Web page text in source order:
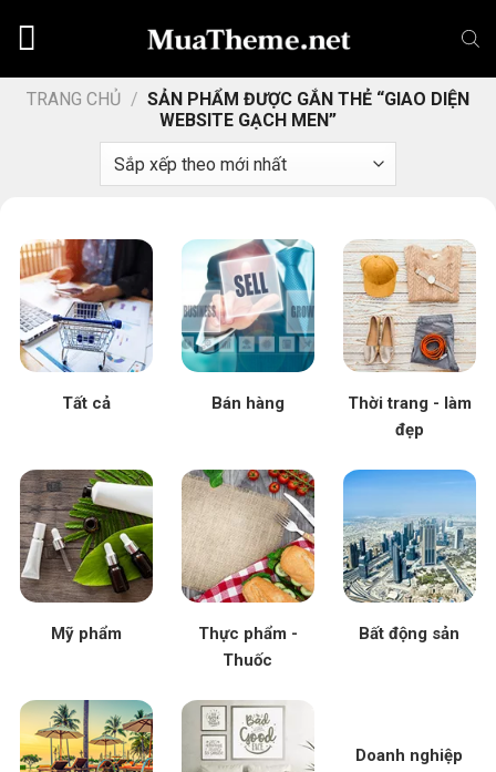
dungTRANG CHỦ / SẢN PHẨM ĐƯỢC GẮN THẺ “GIAO DIỆN
WEBSITE GẠCH MEN”
Tất cả Bán hàng
Thời trang - làm
đẹp
Mỹ phẩm
Thực phẩm -
Thuốc
Bất động sản
Doanh nghiệp